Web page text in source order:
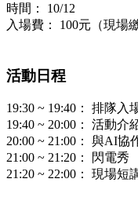
時間： 10/12
入場費： 100元（現場
活動日程
19:30 ~ 19:40： 排隊入
19:40 ~ 20:00： 活動介
20:00 ~ 21:00： 與AI協
21:00 ~ 21:20： 閃電秀
21:20 ~ 22:00： 現場短